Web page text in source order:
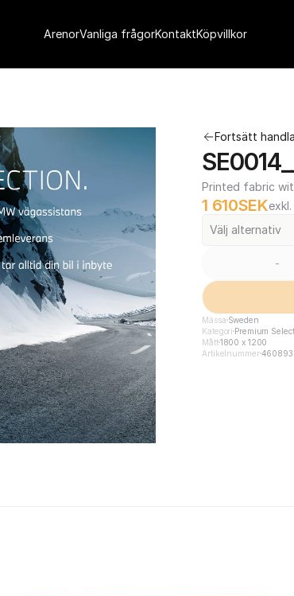
Fortsätt handla
Printed fabric
1 610SEK
Välj alternativ
-
Mässa Sweden
Kategori Premium
Mått1800 x 1200
Artikelnummer460893
ArenorVanliga frågorKontaktKöpvillkor